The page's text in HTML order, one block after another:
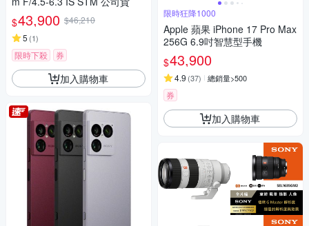
$43,900 $46,210
5 (1)
限時下殺 券
加入購物車
限時狂降1000
Apple 蘋果 iPhone 17 Pro Max
256G 6.9吋智慧型手機
$43,900
4.9 (37) 總銷量>500
券
加入購物車